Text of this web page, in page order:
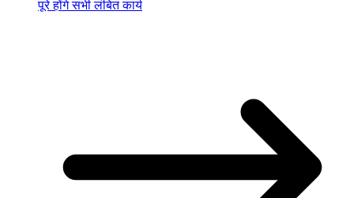
पूरे होंगे सभी लंबित कार्य